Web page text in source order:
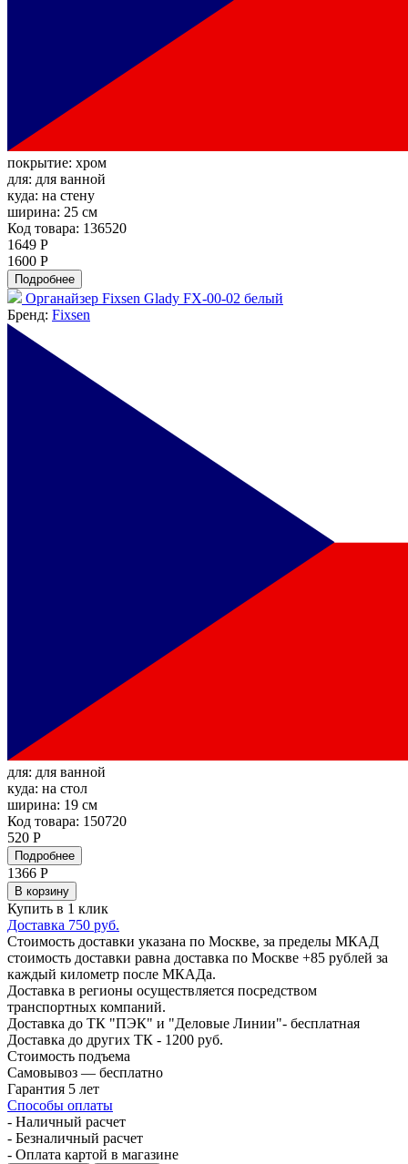
покрытие: хром
для: для ванной
куда: на стену
ширина: 25 см
Код товара: 136520
1649 Р
1600 Р
Подробнее
Органайзер Fixsen Glady FX-00-02 белый
Бренд: Fixsen
для: для ванной
куда: на стол
ширина: 19 см
Код товара: 150720
520 Р
Подробнее
1366 Р
В корзину
Купить в 1 клик
Доставка 750 руб.
Стоимость доставки указана по Москве, за пределы МКАД
стоимость доставки равна доставка по Москве +85 рублей за
каждый километр после МКАДа.
Доставка в регионы осуществляется посредством
транспортных компаний.
Доставка до ТК "ПЭК" и "Деловые Линии"- бесплатная
Доставка до других ТК - 1200 руб.
Стоимость подъема
Самовывоз — бесплатно
Гарантия 5 лет
Способы оплаты
- Наличный расчет
- Безналичный расчет
- Оплата картой в магазине